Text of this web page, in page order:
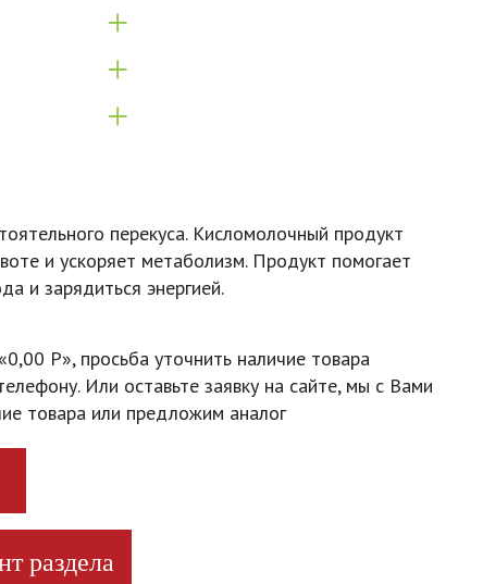
+
+
+
перекуса. Кисломолочный продукт
и ускоряет метаболизм. Продукт помогает
и зарядиться энергией.
Р», просьба уточнить наличие товара
Или оставьте заявку на сайте, мы с Вами
товара или предложим аналог
раздела